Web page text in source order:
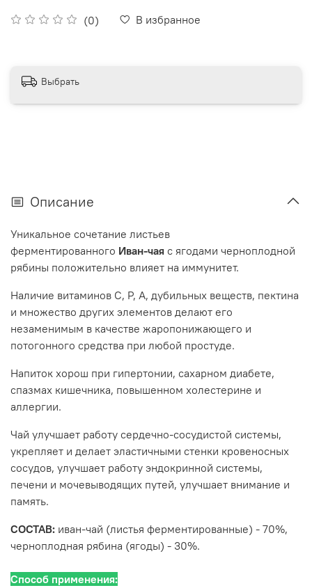
(0) В избранное
Выбрать
Описание
Уникальное сочетание листьев
ферментированного Иван-чая с ягодами черноплодной
рябины положительно влияет на иммунитет.
Наличие витаминов С, Р, А, дубильных веществ, пектина
и множество других элементов делают его
незаменимым в качестве жаропонижающего и
потогонного средства при любой простуде.
Напиток хорош при гипертонии, сахарном диабете,
спазмах кишечника, повышенном холестерине и
аллергии.
Чай улучшает работу сердечно-сосудистой системы,
укрепляет и делает эластичными стенки кровеносных
сосудов, улучшает работу эндокринной системы,
печени и мочевыводящих путей, улучшает внимание и
память.
СОСТАВ: иван-чай (листья ферментированные) - 70%,
черноплодная рябина (ягоды) - 30%.
Способ применения: